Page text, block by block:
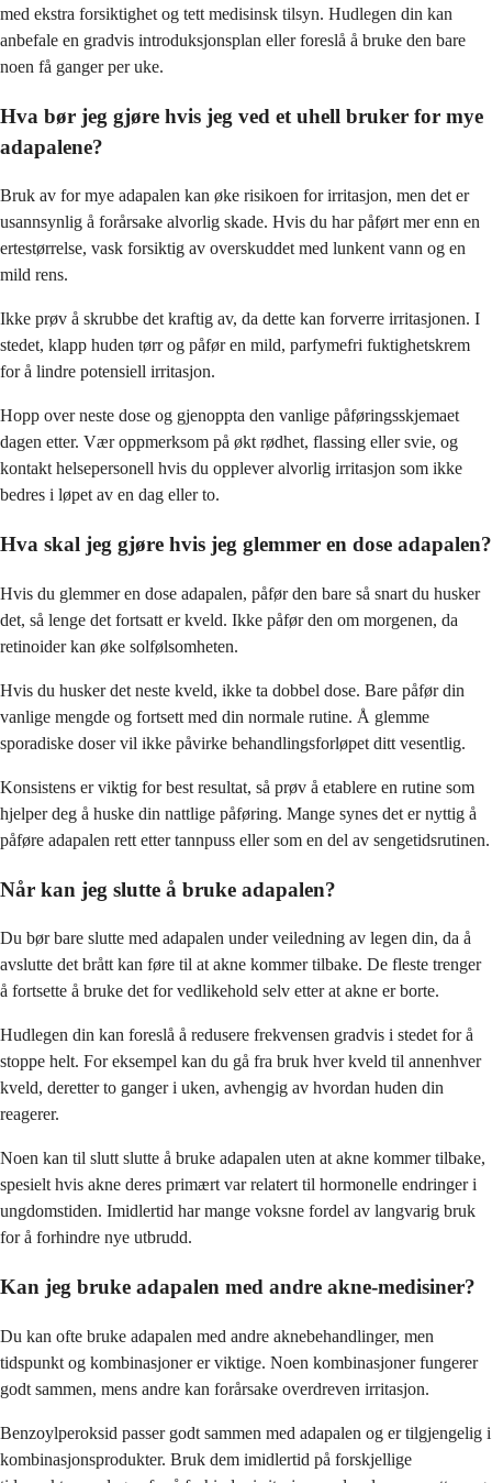
med ekstra forsiktighet og tett medisinsk tilsyn. Hudlegen din kan
anbefale en gradvis introduksjonsplan eller foreslå å bruke den bare
noen få ganger per uke.
Hva bør jeg gjøre hvis jeg ved et uhell bruker for mye
adapalene?
Bruk av for mye adapalen kan øke risikoen for irritasjon, men det er
usannsynlig å forårsake alvorlig skade. Hvis du har påført mer enn en
ertestørrelse, vask forsiktig av overskuddet med lunkent vann og en
mild rens.
Ikke prøv å skrubbe det kraftig av, da dette kan forverre irritasjonen. I
stedet, klapp huden tørr og påfør en mild, parfymefri fuktighetskrem
for å lindre potensiell irritasjon.
Hopp over neste dose og gjenoppta den vanlige påføringsskjemaet
dagen etter. Vær oppmerksom på økt rødhet, flassing eller svie, og
kontakt helsepersonell hvis du opplever alvorlig irritasjon som ikke
bedres i løpet av en dag eller to.
Hva skal jeg gjøre hvis jeg glemmer en dose adapalen?
Hvis du glemmer en dose adapalen, påfør den bare så snart du husker
det, så lenge det fortsatt er kveld. Ikke påfør den om morgenen, da
retinoider kan øke solfølsomheten.
Hvis du husker det neste kveld, ikke ta dobbel dose. Bare påfør din
vanlige mengde og fortsett med din normale rutine. Å glemme
sporadiske doser vil ikke påvirke behandlingsforløpet ditt vesentlig.
Konsistens er viktig for best resultat, så prøv å etablere en rutine som
hjelper deg å huske din nattlige påføring. Mange synes det er nyttig å
påføre adapalen rett etter tannpuss eller som en del av sengetidsrutinen.
Når kan jeg slutte å bruke adapalen?
Du bør bare slutte med adapalen under veiledning av legen din, da å
avslutte det brått kan føre til at akne kommer tilbake. De fleste trenger
å fortsette å bruke det for vedlikehold selv etter at akne er borte.
Hudlegen din kan foreslå å redusere frekvensen gradvis i stedet for å
stoppe helt. For eksempel kan du gå fra bruk hver kveld til annenhver
kveld, deretter to ganger i uken, avhengig av hvordan huden din
reagerer.
Noen kan til slutt slutte å bruke adapalen uten at akne kommer tilbake,
spesielt hvis akne deres primært var relatert til hormonelle endringer i
ungdomstiden. Imidlertid har mange voksne fordel av langvarig bruk
for å forhindre nye utbrudd.
Kan jeg bruke adapalen med andre akne-medisiner?
Du kan ofte bruke adapalen med andre aknebehandlinger, men
tidspunkt og kombinasjoner er viktige. Noen kombinasjoner fungerer
godt sammen, mens andre kan forårsake overdreven irritasjon.
Benzoylperoksid passer godt sammen med adapalen og er tilgjengelig i
kombinasjonsprodukter. Bruk dem imidlertid på forskjellige